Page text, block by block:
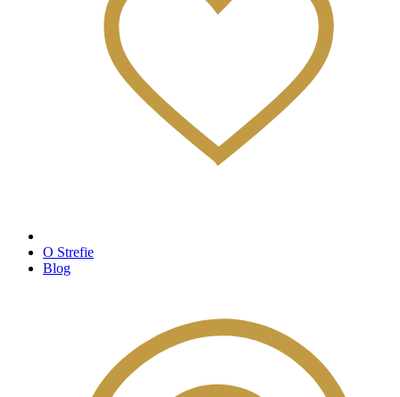
O Strefie
Blog